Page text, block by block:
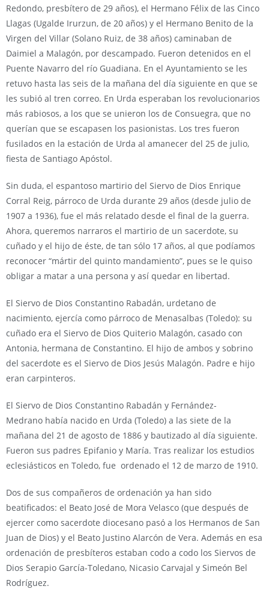
Redondo, presbítero de 29 años), el Hermano Félix de las Cinco
Llagas (Ugalde Irurzun, de 20 años) y el Hermano Benito de la
Virgen del Villar (Solano Ruiz, de 38 años) caminaban de
Daimiel a Malagón, por descampado. Fueron detenidos en el
Puente Navarro del río Guadiana. En el Ayuntamiento se les
retuvo hasta las seis de la mañana del día siguiente en que se
les subió al tren correo. En Urda esperaban los revolucionarios
más rabiosos, a los que se unieron los de Consuegra, que no
querían que se escapasen los pasionistas. Los tres fueron
fusilados en la estación de Urda al amanecer del 25 de julio,
fiesta de Santiago Apóstol.
Sin duda, el espantoso martirio del Siervo de Dios Enrique
Corral Reig, párroco de Urda durante 29 años (desde julio de
1907 a 1936), fue el más relatado desde el final de la guerra.
Ahora, queremos narraros el martirio de un sacerdote, su
cuñado y el hijo de éste, de tan sólo 17 años, al que podíamos
reconocer “mártir del quinto mandamiento”, pues se le quiso
obligar a matar a una persona y así quedar en libertad.
El Siervo de Dios Constantino Rabadán, urdetano de
nacimiento, ejercía como párroco de Menasalbas (Toledo): su
cuñado era el Siervo de Dios Quiterio Malagón, casado con
Antonia, hermana de Constantino. El hijo de ambos y sobrino
del sacerdote es el Siervo de Dios Jesús Malagón. Padre e hijo
eran carpinteros.
El Siervo de Dios Constantino Rabadán y Fernández-
Medrano había nacido en Urda (Toledo) a las siete de la
mañana del 21 de agosto de 1886 y bautizado al día siguiente.
Fueron sus padres Epifanio y María. Tras realizar los estudios
eclesiásticos en Toledo, fue ordenado el 12 de marzo de 1910.
Dos de sus compañeros de ordenación ya han sido
beatificados: el Beato José de Mora Velasco (que después de
ejercer como sacerdote diocesano pasó a los Hermanos de San
Juan de Dios) y el Beato Justino Alarcón de Vera. Además en esa
ordenación de presbíteros estaban codo a codo los Siervos de
Dios Serapio García-Toledano, Nicasio Carvajal y Simeón Bel
Rodríguez.